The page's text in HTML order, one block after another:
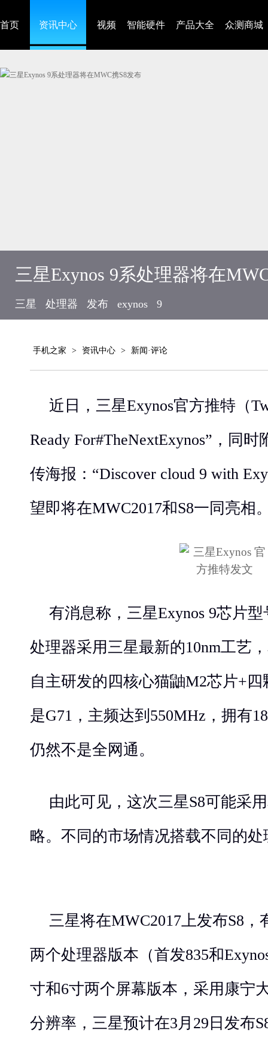
首页 资讯中心 视频 智能硬件 产品大全 众测商城
三星Exynos 9系处理器将在
三星 处理器 发布 exynos 9
手机之家 > 资讯中心 > 新闻·评论
近日，三星Exynos官方推特（
Ready For#TheNextExynos”，同
传海报：“Discover cloud 9 with
望即将在MWC2017和S8一同亮相
有消息称，三星Exynos 9芯片型
处理器采用三星最新的10nm工艺
自主研发的四核心猫鼬M2芯片+
是G71，主频达到550MHz，拥有
仍然不是全网通。
由此可见，这次三星S8可能采
略。不同的市场情况搭载不同的处
三星将在MWC2017上发布S8
两个处理器版本（首发835和
寸和6寸两个屏幕版本，采用康宁
分辨率，三星预计在3月29日发布